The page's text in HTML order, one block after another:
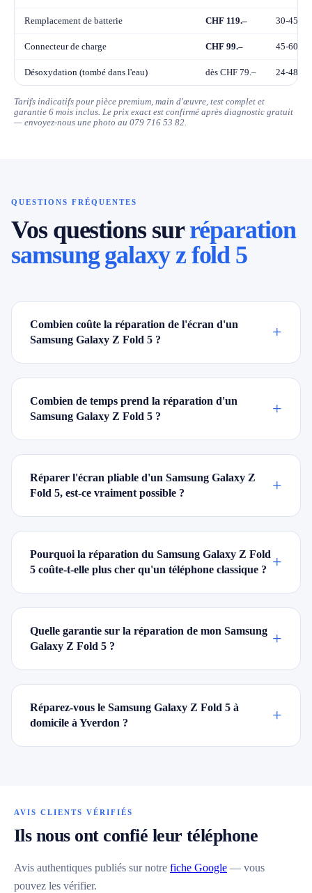
Remplacement de batterie CHF 119.– 30-45
Connecteur de charge CHF 99.– 45-60
Désoxydation (tombé dans l'eau) dès CHF 79.– 24-48h
Tarifs indicatifs pour pièce premium, main d'œuvre, test complet et
garantie 6 mois inclus. Le prix exact est confirmé après diagnostic gratuit
— envoyez-nous une photo au 079 716 53 82.
QUESTIONS FRÉQUENTES
Vos questions surréparation
samsung galaxy z fold 5
Combien coûte la réparation de l'écran d'un
Samsung Galaxy Z Fold 5 ?
+
Combien de temps prend la réparation d'un
Samsung Galaxy Z Fold 5 ?
+
Réparer l'écran pliable d'un Samsung Galaxy Z
Fold 5, est-ce vraiment possible ?
+
Pourquoi la réparation du Samsung Galaxy Z Fold
5 coûte-t-elle plus cher qu'un téléphone classique ? +
Quelle garantie sur la réparation de mon Samsung
Galaxy Z Fold 5 ?
+
Réparez-vous le Samsung Galaxy Z Fold 5 à
domicile à Yverdon ?
+
AVIS CLIENTS VÉRIFIÉS
Ils nous ont confié leur téléphone
Avis authentiques publiés sur notre fiche Google — vous
pouvez les vérifier.